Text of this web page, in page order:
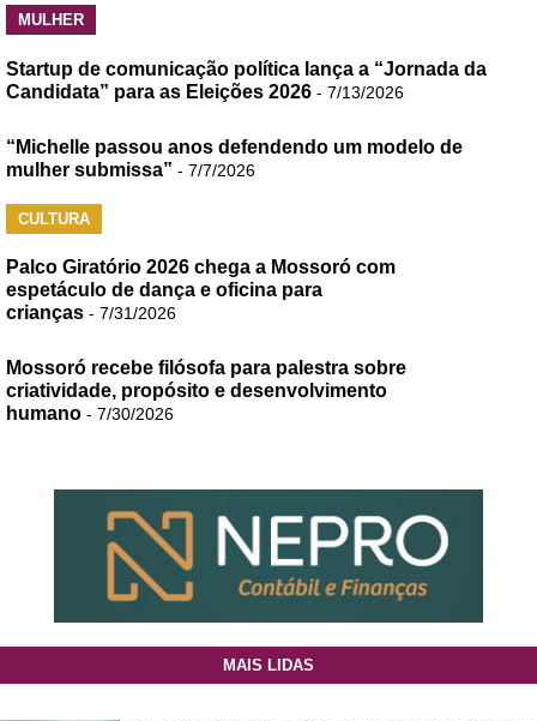
MULHER
Startup de comunicação política lança a “Jornada da
Candidata” para as Eleições 2026 - 7/13/2026
“Michelle passou anos defendendo um modelo de
mulher submissa” - 7/7/2026
CULTURA
Palco Giratório 2026 chega a Mossoró com
espetáculo de dança e oficina para
crianças - 7/31/2026
Mossoró recebe filósofa para palestra sobre
criatividade, propósito e desenvolvimento
humano - 7/30/2026
MAIS LIDAS